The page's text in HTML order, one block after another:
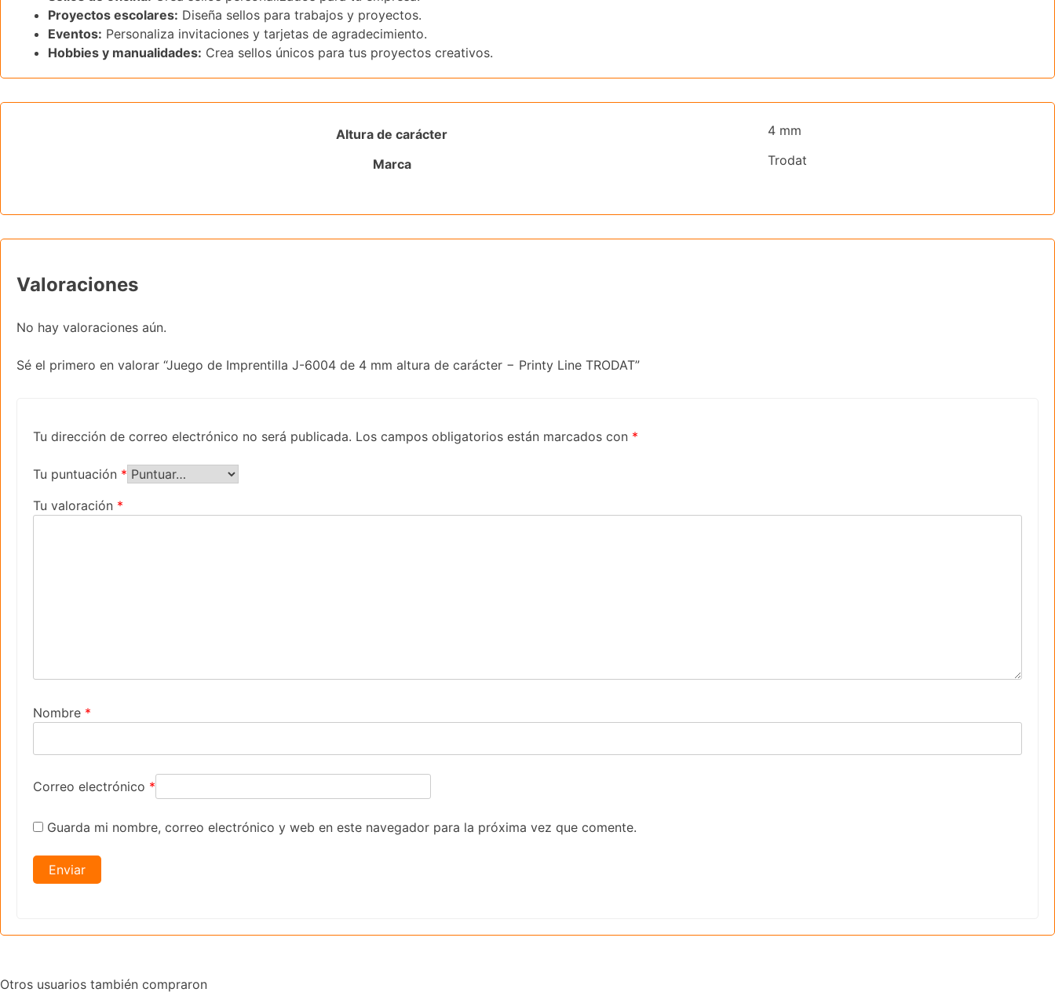
Proyectos escolares: Diseña sellos para trabajos y proyectos.
Eventos: Personaliza invitaciones y tarjetas de agradecimiento.
Hobbies y manualidades: Crea sellos únicos para tus proyectos creativos.
Altura de carácter 4 mm
Marca Trodat
Valoraciones
No hay valoraciones aún.
Sé el primero en valorar “Juego de Imprentilla J-6004 de 4 mm altura de carácter − Printy Line TRODAT”
Tu dirección de correo electrónico no será publicada. Los campos obligatorios están marcados con *
Tu puntuación *
Tu valoración *
Nombre *
Correo electrónico *
Guarda mi nombre, correo electrónico y web en este navegador para la próxima vez que comente.
Otros usuarios también compraron